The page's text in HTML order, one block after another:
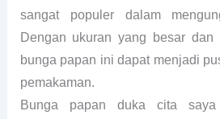
sangat populer dalam
Dengan ukuran yang besar dan
bunga papan ini dapat menjadi
pemakaman.
Bunga papan duka cita